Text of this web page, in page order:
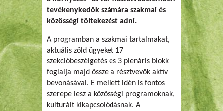
tevékenykedők számára szakmai és
közösségi töltekezést adni.
A programban a szakmai tartalmakat,
aktuális zöld ügyeket 17
szekcióbeszélgetés és 3 plenáris blokk
foglalja majd össze a résztvevők aktív
bevonásával. E mellett idén is fontos
szerepe lesz a közösségi programoknak,
kulturált kikapcsolódásnak. A